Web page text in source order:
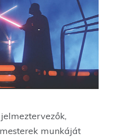
munkáját